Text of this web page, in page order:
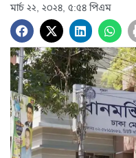
মার্চ ২২, ২০২৪, ৫:৫৪ পিএম